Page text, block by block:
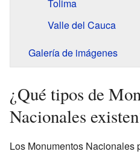
Tolima
Valle del Cauca
Galería de imágenes
¿Qué tipos de
Nacionales
Los Monumentos Nacionales